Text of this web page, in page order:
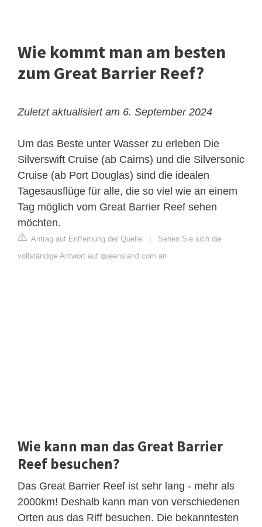
Wie kommt man am besten
zum Great Barrier Reef?
Zuletzt aktualisiert am 6. September 2024
Um das Beste unter Wasser zu erleben Die
Silverswift Cruise (ab Cairns) und die Silversonic
Cruise (ab Port Douglas) sind die idealen
Tagesausflüge für alle, die so viel wie an einem
Tag möglich vom Great Barrier Reef sehen
möchten.
Antrag auf Entfernung der Quelle
Sehen Sie sich die
vollständige Antwort auf queensland.com an
Wie kann man das Great Barrier
Reef besuchen?
Das Great Barrier Reef ist sehr lang - mehr als
2000km! Deshalb kann man von verschiedenen
Orten aus das Riff besuchen. Die bekanntesten